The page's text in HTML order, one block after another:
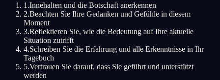
1.Innehalten und die Botschaft anerkennen
2.Beachten Sie Ihre Gedanken und Gefühle in diesem
Moment
3.Reflektieren Sie, wie die Bedeutung auf Ihre aktuelle
Situation zutrifft
4.Schreiben Sie die Erfahrung und alle Erkenntnisse in Ihr
Tagebuch
5.Vertrauen Sie darauf, dass Sie geführt und unterstützt
werden